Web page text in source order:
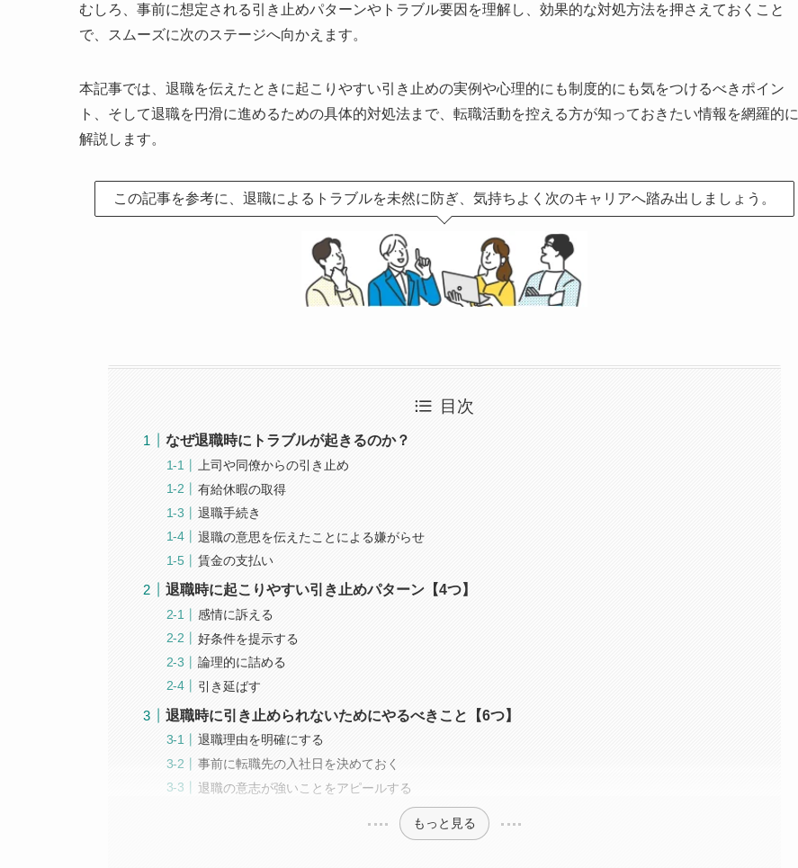
むしろ、事前に想定される引き止めパターンやトラブル要因を理解し、効果的な対処方法を押さえておくこと
で、スムーズに次のステージへ向かえます。
本記事では、退職を伝えたときに起こりやすい引き止めの実例や心理的にも制度的にも気をつけるべきポイン
ト、そして退職を円滑に進めるための具体的対処法まで、転職活動を控える方が知っておきたい情報を網羅的に
解説します。
この記事を参考に、退職によるトラブルを未然に防ぎ、気持ちよく次のキャリアへ踏み出しましょう。
目次
なぜ退職時にトラブルが起きるのか？
上司や同僚からの引き止め
有給休暇の取得
退職手続き
退職の意思を伝えたことによる嫌がらせ
賃金の支払い
退職時に起こりやすい引き止めパターン【4つ】
感情に訴える
好条件を提示する
論理的に詰める
引き延ばす
退職時に引き止められないためにやるべきこと【6つ】
退職理由を明確にする
事前に転職先の入社日を決めておく
退職の意志が強いことをアピールする
もっと見る